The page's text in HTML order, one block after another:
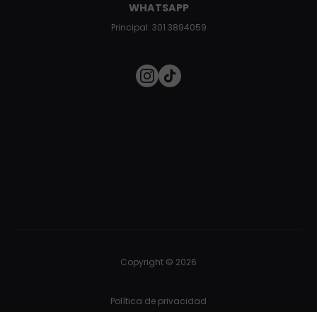
WHATSAPP
Principal: 301 3894059
Copyright © 2026
Política de privacidad